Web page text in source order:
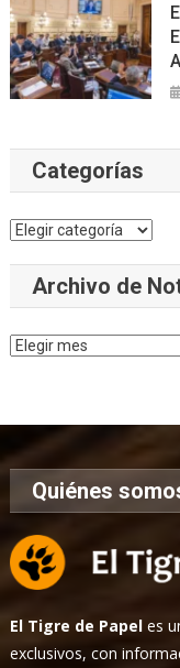
Categorías
Categorías
Archivo de
Archivo
Quiénes
El Tigre de Papel es
exclusivos, con